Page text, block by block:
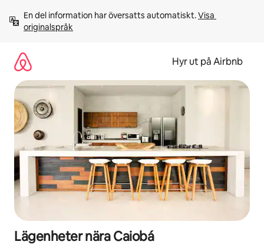
innehåll
En del information har översatts automatiskt. Visa
originalspråk
Hyr ut på Airbnb
Lägenheter nära Caiobá